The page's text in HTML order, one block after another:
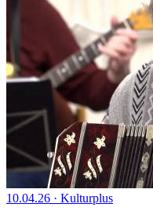
10.04.26 · Kulturplus